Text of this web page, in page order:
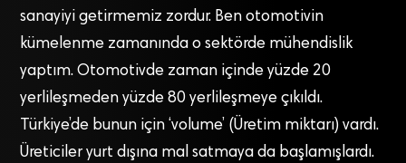
sanayiyi getirmemiz zordur. Ben otomotivin
kümelenme zamanında o sektörde mühendislik
yaptım. Otomotivde zaman içinde yüzde 20
yerlileşmeden yüzde 80 yerlileşmeye çıkıldı.
Türkiye’de bunun için ‘volume’ (Üretim miktarı) vardı.
Üreticiler yurt dışına mal satmaya da başlamışlardı.